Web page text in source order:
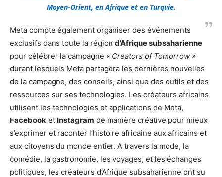
Moyen-Orient, en Afrique et en Turquie.
Meta compte également organiser des événements
exclusifs dans toute la région d’Afrique subsaharienne
pour célébrer la campagne « Creators of Tomorrow »
durant lesquels Meta partagera les dernières nouvelles
de la campagne, des conseils, ainsi que des outils et des
ressources sur ses technologies. Les créateurs africains
utilisent les technologies et applications de Meta,
Facebook et Instagram de manière créative pour mieux
s’exprimer et raconter l’histoire africaine aux africains et
aux citoyens du monde entier. A travers la mode, la
comédie, la gastronomie, les voyages, et les échanges
politiques, les créateurs d’Afrique subsaharienne ont su